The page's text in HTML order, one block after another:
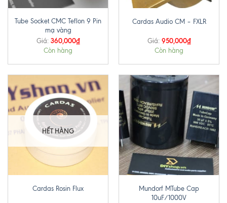
Tube Socket CMC Teflon 9 Pin
mạ vàng
Giá: 360,000₫
Còn hàng
Cardas Audio CM – FXLR
Giá: 950,000₫
Còn hàng
HẾT HÀNG
Cardas Rosin Flux
Mundorf MTube Cap
10uF/1000V